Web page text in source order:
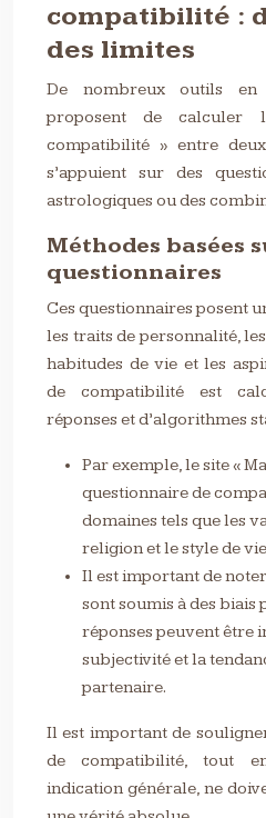
compatibilité :
des limites
De nombreux outils en
proposent de calculer
compatibilité » entre
s’appuient sur des
astrologiques ou des
Méthodes basées
questionnaires
Ces questionnaires posent
les traits de personnalité,
habitudes de vie et les
de compatibilité est
réponses et d’algorithmes
Par exemple, le site «
questionnaire de
domaines tels que les
religion et le style de
Il est important de
sont soumis à des biais
réponses peuvent être
subjectivité et la
partenaire.
Il est important de
de compatibilité, tout
indication générale, ne